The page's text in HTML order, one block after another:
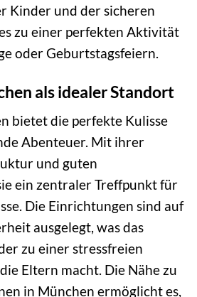
Kinder und der sicheren
zu einer perfekten Aktivität
oder Geburtstagsfeiern.
als idealer Standort
bietet die perfekte Kulisse
Abenteuer. Mit ihrer
und guten
ein zentraler Treffpunkt für
Die Einrichtungen sind auf
ausgelegt, was das
zu einer stressfreien
Eltern macht. Die Nähe zu
in München ermöglicht es,